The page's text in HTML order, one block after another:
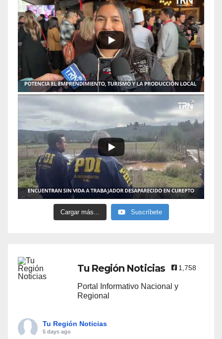
Cargar más... Suscríbete
Tu Región Noticias 1,758
Portal Informativo Nacional y
Regional
Tu Región Noticias
5 days ago